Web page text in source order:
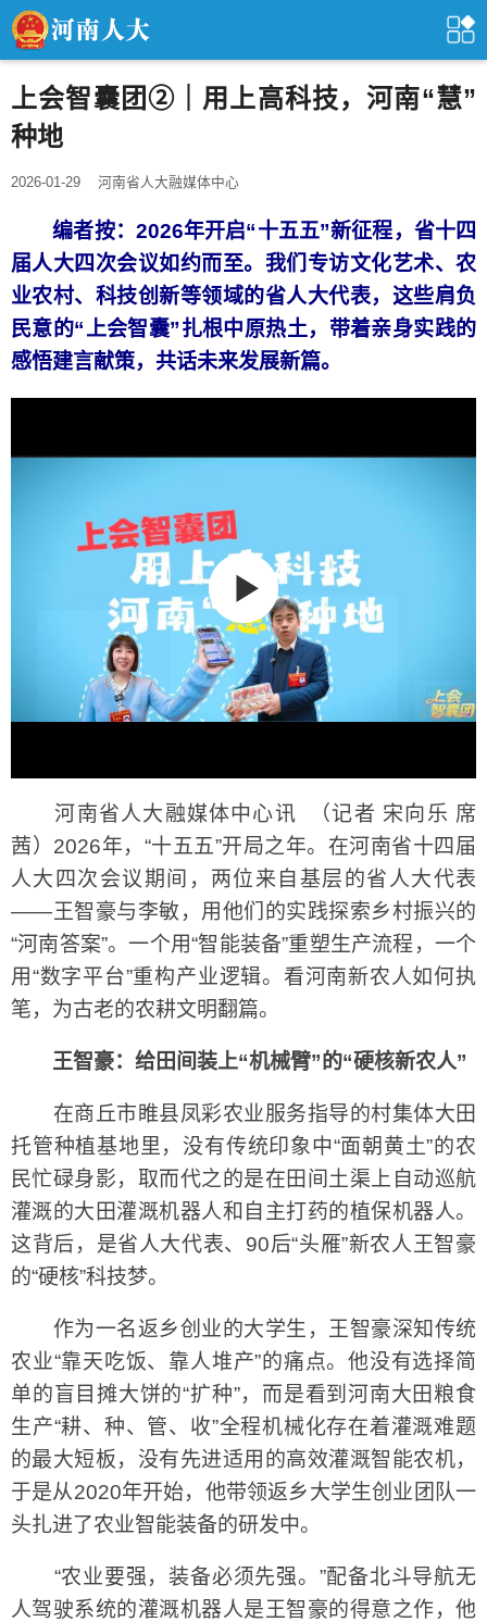
上会智囊团②｜用上高科技，河南“慧”
种地
2026-01-29 河南省人大融媒体中心
编者按：2026年开启“十五五”新征程，省十四
届人大四次会议如约而至。我们专访文化艺术、农
业农村、科技创新等领域的省人大代表，这些肩负
民意的“上会智囊”扎根中原热土，带着亲身实践的
感悟建言献策，共话未来发展新篇。
河南省人大融媒体中心讯 （记者 宋向乐 席
茜）2026年，“十五五”开局之年。在河南省十四届
人大四次会议期间，两位来自基层的省人大代表
——王智豪与李敏，用他们的实践探索乡村振兴的
“河南答案”。一个用“智能装备”重塑生产流程，一个
用“数字平台”重构产业逻辑。看河南新农人如何执
笔，为古老的农耕文明翻篇。
王智豪：给田间装上“机械臂”的“硬核新农人”
在商丘市睢县凤彩农业服务指导的村集体大田
托管种植基地里，没有传统印象中“面朝黄土”的农
民忙碌身影，取而代之的是在田间土渠上自动巡航
灌溉的大田灌溉机器人和自主打药的植保机器人。
这背后，是省人大代表、90后“头雁”新农人王智豪
的“硬核”科技梦。
作为一名返乡创业的大学生，王智豪深知传统
农业“靠天吃饭、靠人堆产”的痛点。他没有选择简
单的盲目摊大饼的“扩种”，而是看到河南大田粮食
生产“耕、种、管、收”全程机械化存在着灌溉难题
的最大短板，没有先进适用的高效灌溉智能农机，
于是从2020年开始，他带领返乡大学生创业团队一
头扎进了农业智能装备的研发中。
“农业要强，装备必须先强。”配备北斗导航无
人驾驶系统的灌溉机器人是王智豪的得意之作，他